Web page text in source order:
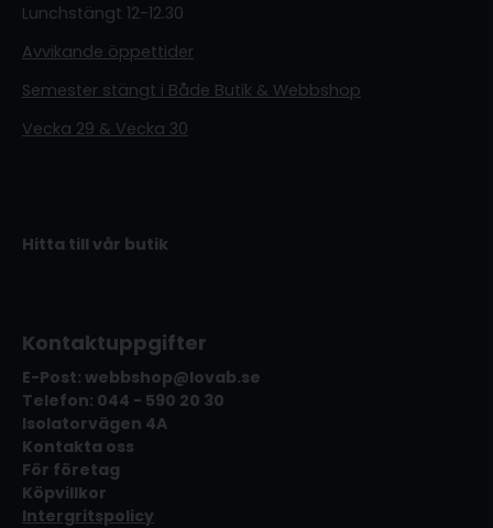
Lunchstängt 12-12.30
Avvikande öppettider
Semester stängt i Både Butik & Webbshop
Vecka 29 & Vecka 30
Hitta till vår butik
Kontaktuppgifter
E-Post: webbshop@lovab.se
Telefon: 044 - 590 20 30
Isolatorvägen 4A
Kontakta oss
För företag
Köpvillkor
Intergritspolicy